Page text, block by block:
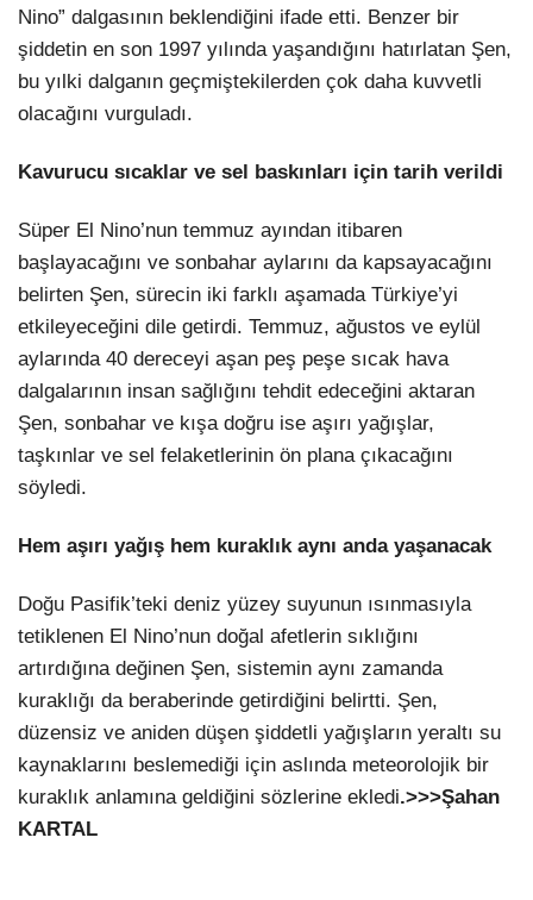
Nino” dalgasının beklendiğini ifade etti. Benzer bir
şiddetin en son 1997 yılında yaşandığını hatırlatan Şen,
bu yılki dalganın geçmiştekilerden çok daha kuvvetli
olacağını vurguladı.
Kavurucu sıcaklar ve sel baskınları için tarih verildi
Süper El Nino’nun temmuz ayından itibaren
başlayacağını ve sonbahar aylarını da kapsayacağını
belirten Şen, sürecin iki farklı aşamada Türkiye’yi
etkileyeceğini dile getirdi. Temmuz, ağustos ve eylül
aylarında 40 dereceyi aşan peş peşe sıcak hava
dalgalarının insan sağlığını tehdit edeceğini aktaran
Şen, sonbahar ve kışa doğru ise aşırı yağışlar,
taşkınlar ve sel felaketlerinin ön plana çıkacağını
söyledi.
Hem aşırı yağış hem kuraklık aynı anda yaşanacak
Doğu Pasifik’teki deniz yüzey suyunun ısınmasıyla
tetiklenen El Nino’nun doğal afetlerin sıklığını
artırdığına değinen Şen, sistemin aynı zamanda
kuraklığı da beraberinde getirdiğini belirtti. Şen,
düzensiz ve aniden düşen şiddetli yağışların yeraltı su
kaynaklarını beslemediği için aslında meteorolojik bir
kuraklık anlamına geldiğini sözlerine ekledi.>>>Şahan
KARTAL